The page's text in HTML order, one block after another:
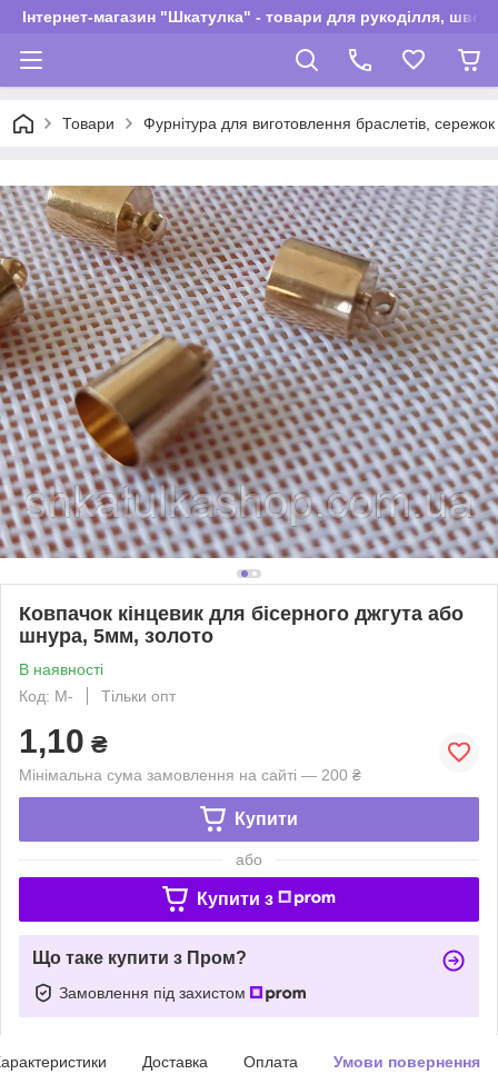
Інтернет-магазин "Шкатулка" - товари для рукоділля,
Товари Фурнітура для виготовлення браслетів,
Ковпачок кінцевик для бісерного джгута або
шнура, 5мм, золото
В наявності
Код: М-
Тільки опт
1,10 ₴
Мінімальна сума замовлення на сайті — 200 ₴
Купити
або
Купити з
Що таке купити з Пром?
Замовлення під захистом
Доставка Оплата Умови повернення